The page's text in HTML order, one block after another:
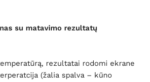
su matavimo rezultatų
rezultatai rodomi ekrane
(žalia spalva – kūno